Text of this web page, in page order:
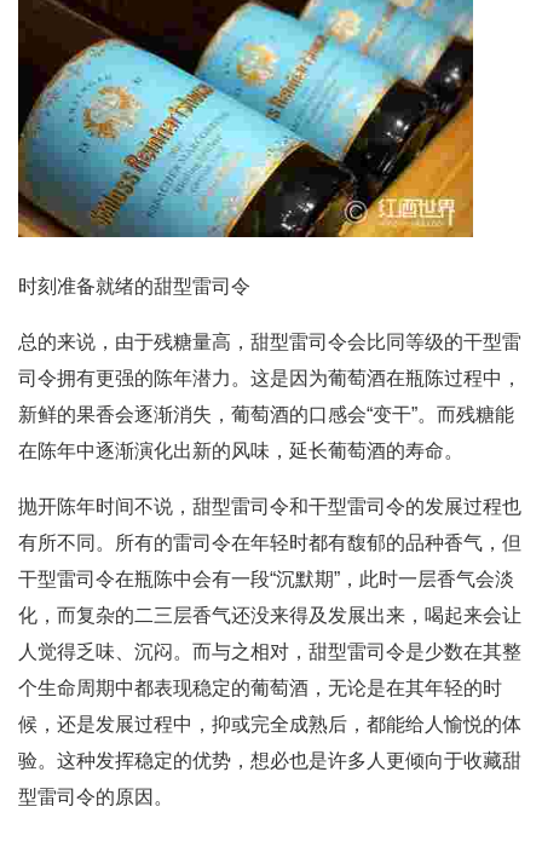
时刻准备就绪的甜型雷司令
总的来说，由于残糖量高，甜型雷司令会比同等级的干型雷
司令拥有更强的陈年潜力。这是因为葡萄酒在瓶陈过程中，
新鲜的果香会逐渐消失，葡萄酒的口感会“变干”。而残糖能
在陈年中逐渐演化出新的风味，延长葡萄酒的寿命。
抛开陈年时间不说，甜型雷司令和干型雷司令的发展过程也
有所不同。所有的雷司令在年轻时都有馥郁的品种香气，但
干型雷司令在瓶陈中会有一段“沉默期”，此时一层香气会淡
化，而复杂的二三层香气还没来得及发展出来，喝起来会让
人觉得乏味、沉闷。而与之相对，甜型雷司令是少数在其整
个生命周期中都表现稳定的葡萄酒，无论是在其年轻的时
候，还是发展过程中，抑或完全成熟后，都能给人愉悦的体
验。这种发挥稳定的优势，想必也是许多人更倾向于收藏甜
型雷司令的原因。